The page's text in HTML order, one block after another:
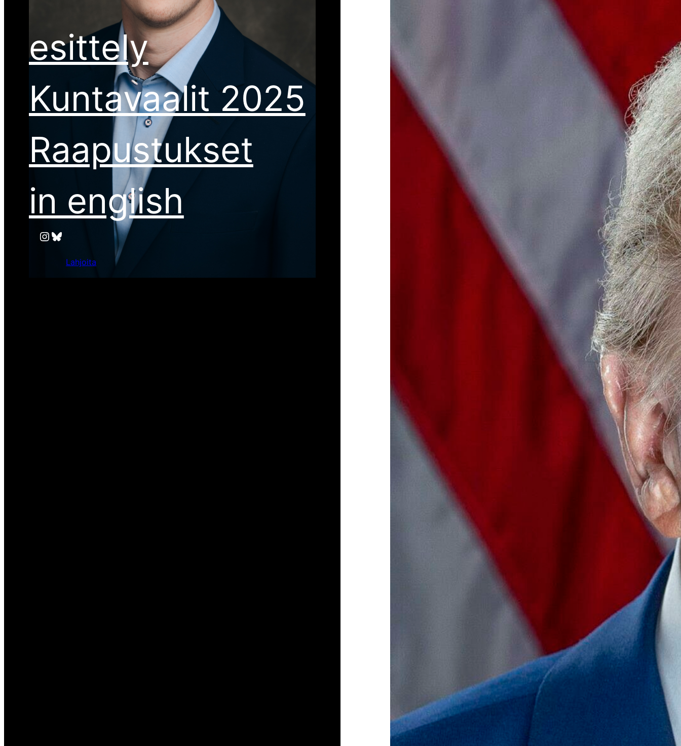
esittely
Kuntavaalit 2025
Raapustukset
in english
Instagram Bluesky
Lahjoita